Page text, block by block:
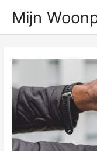
naarMijn